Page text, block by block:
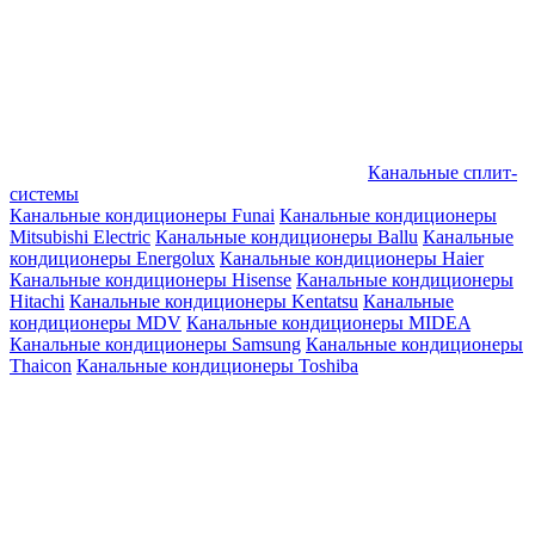
Канальные сплит-
системы
Канальные кондиционеры Funai Канальные кондиционеры
Mitsubishi Electric Канальные кондиционеры Ballu Канальные
кондиционеры Energolux Канальные кондиционеры Haier
Канальные кондиционеры Hisense Канальные кондиционеры
Hitachi Канальные кондиционеры Kentatsu Канальные
кондиционеры MDV Канальные кондиционеры MIDEA
Канальные кондиционеры Samsung Канальные кондиционеры
Thaicon Канальные кондиционеры Toshiba